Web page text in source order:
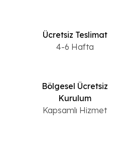
Ücretsiz Teslimat
4-6 Hafta
Bölgesel Ücretsiz
Kurulum
Kapsamlı Hizmet